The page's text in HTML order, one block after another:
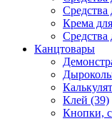
Средства
Крема
Средства
Канцтовары
Клей (39)
Кнопки,